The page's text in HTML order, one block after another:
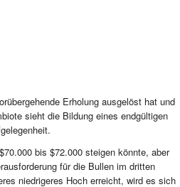
Erholung ausgelöst hat und
sieht die Bildung eines endgültigen
bis $72.000 steigen könnte, aber
für die Bullen im dritten
niedrigeres Hoch erreicht, wird es sich